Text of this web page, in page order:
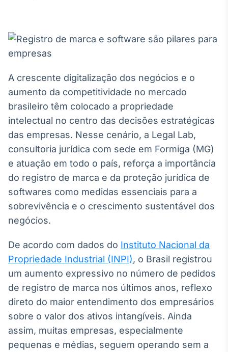
Plataforma para
conteúdos
personalizados
Soluções de Dados
e Conteúdos
OTC
Plataforma para
negociação de
Broadcast
conteúdos e
dados
Ticker
Cotações e
headlines de
notícias
A crescente digitalização dos negócios e o
aumento da competitividade no mercado
brasileiro têm colocado a propriedade
intelectual no centro das decisões estratégicas
das empresas. Nesse cenário, a Legal Lab,
consultoria jurídica com sede em Formiga (MG)
e atuação em todo o país, reforça a importância
do registro de marca e da proteção jurídica de
softwares como medidas essenciais para a
sobrevivência e o crescimento sustentável dos
negócios.
De acordo com dados do Instituto Nacional da
Propriedade Industrial (INPI), o Brasil registrou
um aumento expressivo no número de pedidos
de registro de marca nos últimos anos, reflexo
direto do maior entendimento dos empresários
sobre o valor dos ativos intangíveis. Ainda
assim, muitas empresas, especialmente
pequenas e médias, seguem operando sem a